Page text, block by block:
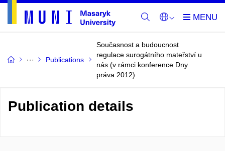
Publications
Současnost a budoucnost
regulace surogátního mateřství u
nás (v rámci konference Dny
práva 2012)
Publication details